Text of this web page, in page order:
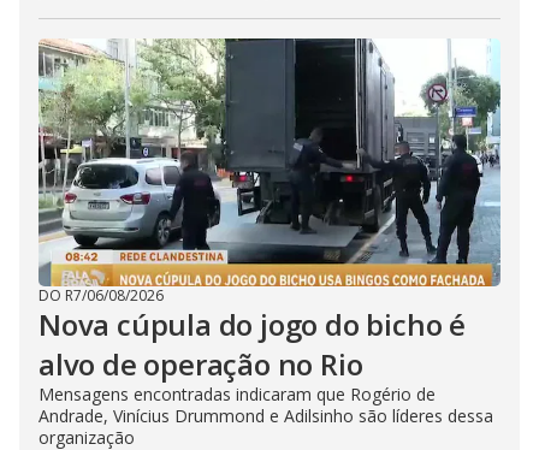
DO R7/06/08/2026
Nova cúpula do jogo do bicho é
alvo de operação no Rio
Mensagens encontradas indicaram que Rogério de
Andrade, Vinícius Drummond e Adilsinho são líderes dessa
organização